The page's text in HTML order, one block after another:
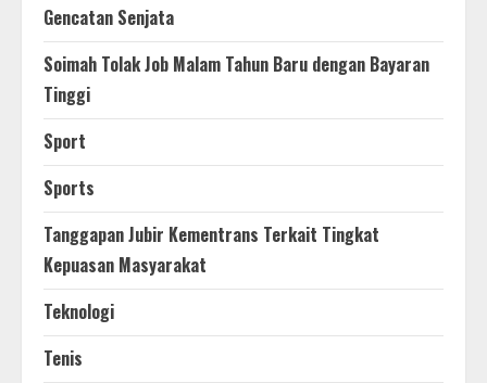
Gencatan Senjata
Soimah Tolak Job Malam Tahun Baru dengan Bayaran
Tinggi
Sport
Sports
Tanggapan Jubir Kementrans Terkait Tingkat
Kepuasan Masyarakat
Teknologi
Tenis